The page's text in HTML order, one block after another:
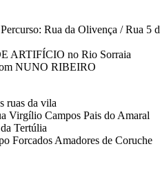
Rua da Olivença / Rua
ARTIFÍCIO no Rio Sorraia
NUNO RIBEIRO
ruas da vila
Virgílio Campos Pais do Amaral
Tertúlia
Forcados Amadores de Coruche